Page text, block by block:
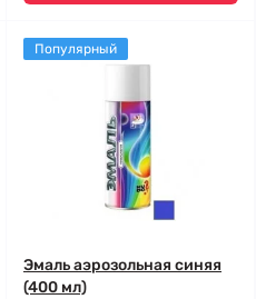
Популярный
Эмаль аэрозольная синяя
(400 мл)